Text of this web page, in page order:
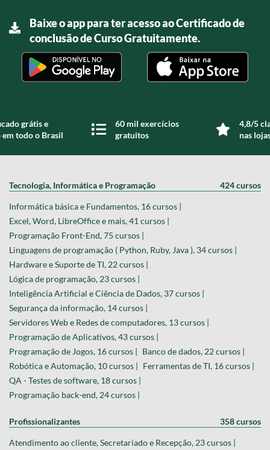
Baixe o app para ter acesso ao Certificado de
conclusão de Curso Gratuitamente.
grátis e
todo o Brasil
60 mil exercícios
gratuitos
4,8/5
nas
Tecnologia, Informática e Programação 424 cursos
Informática básica e Fundamentos, 16 cursos |
Excel, Word, LibreOffice e mais, 41 cursos |
Programação Front-End, 75 cursos |
Linguagens de programação ( Python, Ruby, Java ), 34 cursos |
Hardware e Suporte de TI, 22 cursos |
Lógica de programação, 23 cursos |
Inteligência Artificial e Ciência de Dados, 37 cursos |
Segurança da informação, 14 cursos |
Servidores Web e Redes de computadores, 13 cursos |
Programação de Aplicativos, 43 cursos |
Programação de Jogos, 16 cursos | Banco de dados, 22 cursos |
Robótica e Automação, 10 cursos | Ferramentas de TI, 16 cursos |
QA - Testes de software, 18 cursos |
Programação back-end, 24 cursos |
Profissionalizantes 358 cursos
Atendimento ao cliente, Secretariado e Recepção, 23 cursos |